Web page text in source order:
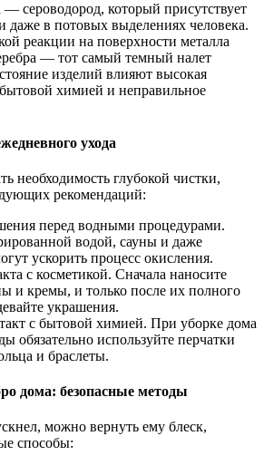
— сероводород, который присутствует
даже в потовых выделениях человека.
реакции на поверхности металла
— тот самый темный налет
изделий влияют высокая
химией и неправильное
ухода
необходимость глубокой чистки,
рекомендаций:
перед водными процедурами.
водой, сауны и даже
ускорить процесс окисления.
с косметикой. Сначала наносите
и кремы, и только после их полного
украшения.
с бытовой химией. При уборке дома
обязательно используйте перчатки
и браслеты.
дома: безопасные методы
можно вернуть ему блеск,
способы: